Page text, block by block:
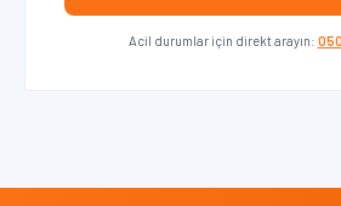
Acil durumlar için direkt arayın: